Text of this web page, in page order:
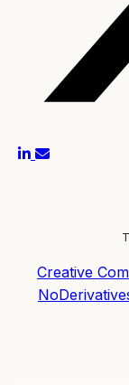
Creative